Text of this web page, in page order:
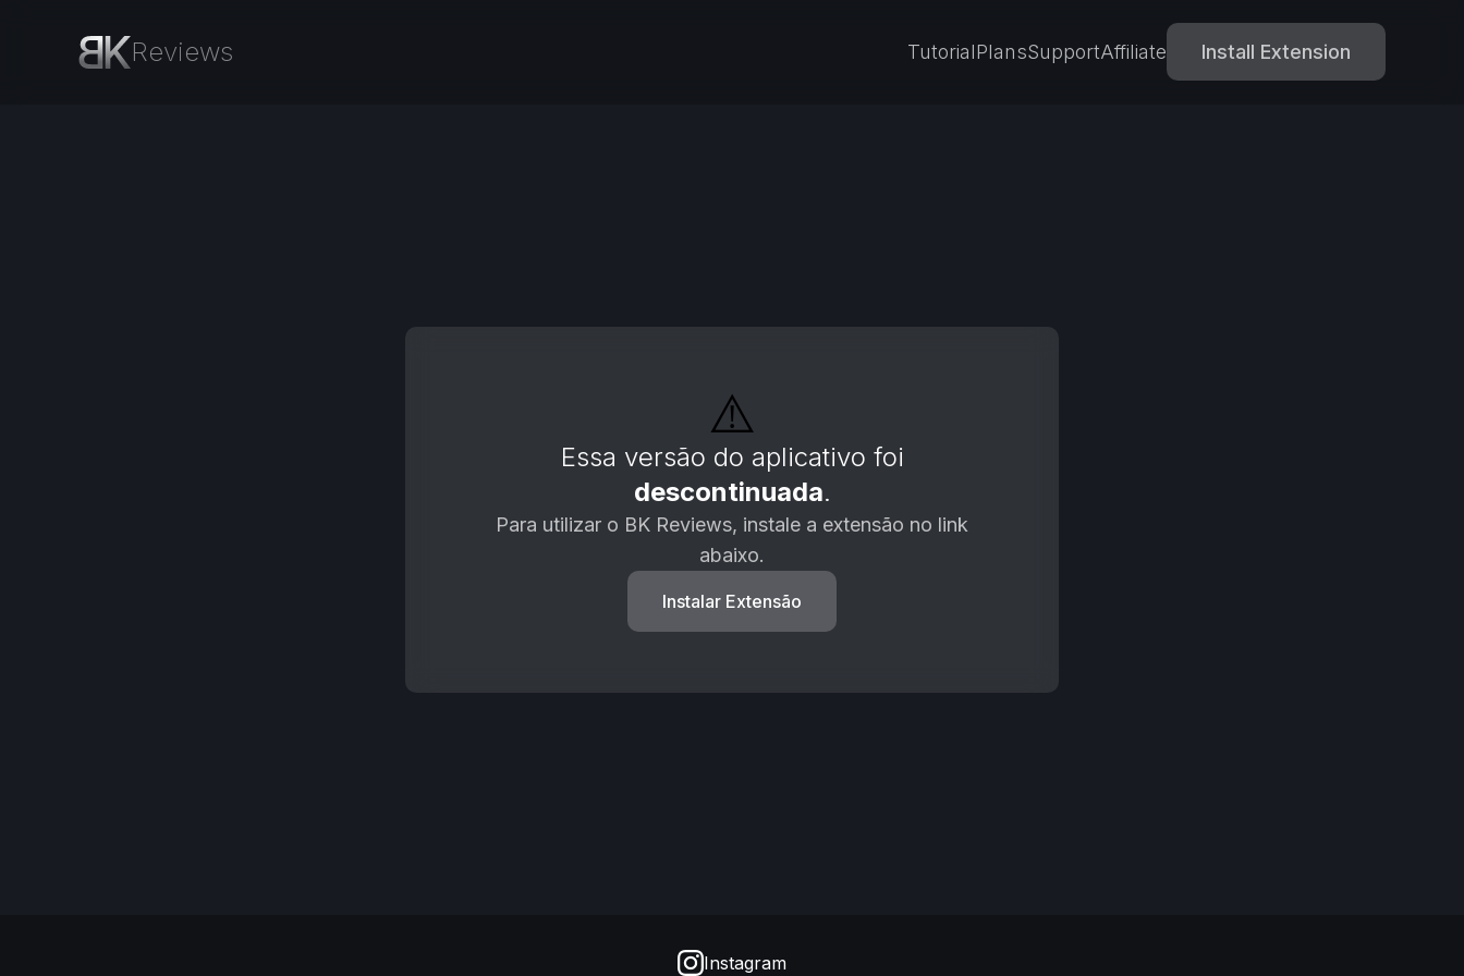
Reviews TutorialPlansSupportAffiliate Install Extension
⚠️
Essa versão do aplicativo foi
descontinuada.
Para utilizar o BK Reviews, instale a extensão no link
abaixo.
Instalar Extensão
Instagram